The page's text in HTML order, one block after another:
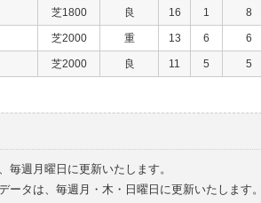
芝1800 良 16 1 8
芝2000 重 13 6 6
芝2000 良 11 5 5
毎週月曜日に更新いたします。
ータは、毎週月・木・日曜日に更新いたします。